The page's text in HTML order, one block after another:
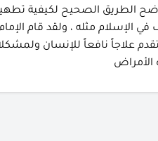
الطريق الصحيح لكيفية
مثله ، ولقد قام الإمام
علاجاً نافعاً للإنسان
الأمراض